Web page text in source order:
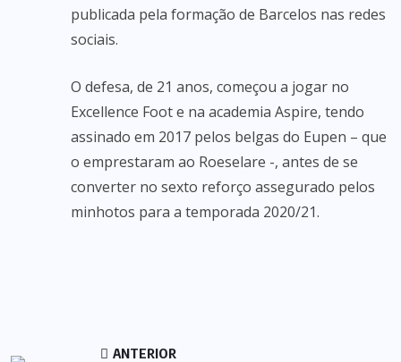
publicada pela formação de Barcelos nas redes
sociais.
O defesa, de 21 anos, começou a jogar no
Excellence Foot e na academia Aspire, tendo
assinado em 2017 pelos belgas do Eupen – que
o emprestaram ao Roeselare -, antes de se
converter no sexto reforço assegurado pelos
minhotos para a temporada 2020/21.
ANTERIOR